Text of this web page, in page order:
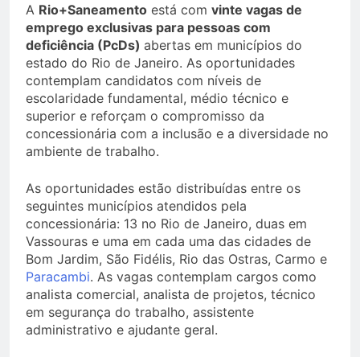
A Rio+Saneamento está com vinte vagas de
emprego exclusivas para pessoas com
deficiência (PcDs) abertas em municípios do
estado do Rio de Janeiro. As oportunidades
contemplam candidatos com níveis de
escolaridade fundamental, médio técnico e
superior e reforçam o compromisso da
concessionária com a inclusão e a diversidade no
ambiente de trabalho.
As oportunidades estão distribuídas entre os
seguintes municípios atendidos pela
concessionária: 13 no Rio de Janeiro, duas em
Vassouras e uma em cada uma das cidades de
Bom Jardim, São Fidélis, Rio das Ostras, Carmo e
Paracambi. As vagas contemplam cargos como
analista comercial, analista de projetos, técnico
em segurança do trabalho, assistente
administrativo e ajudante geral.